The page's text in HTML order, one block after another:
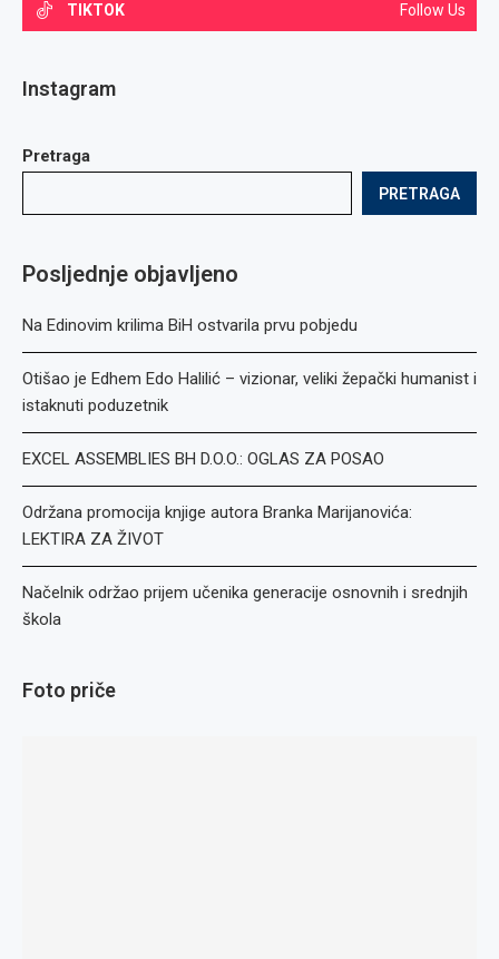
TIKTOK Follow Us
Instagram
Pretraga
PRETRAGA
Posljednje objavljeno
Na Edinovim krilima BiH ostvarila prvu pobjedu
Otišao je Edhem Edo Halilić – vizionar, veliki žepački humanist i
istaknuti poduzetnik
EXCEL ASSEMBLIES BH D.O.O.: OGLAS ZA POSAO
Održana promocija knjige autora Branka Marijanovića:
LEKTIRA ZA ŽIVOT
Načelnik održao prijem učenika generacije osnovnih i srednjih
škola
Foto priče